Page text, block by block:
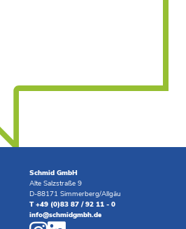
Schmid GmbH
Alte Salzstraße 9
D-88171 Simmerberg/Allgäu
T +49 (0)83 87 / 92 11 - 0
info@schmidgmbh.de